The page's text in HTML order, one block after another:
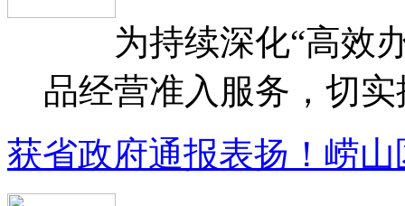
为持续深化“高效办
品经营准入服务，切
获省政府通报表扬！崂